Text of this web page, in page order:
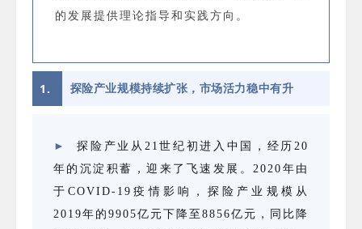
的发展提供理论指导和实践方向。
1. 探险产业规模持续扩张，市场活力稳中有升
►探险产业从21世纪初进入中国，经历20
年的沉淀积蓄，迎来了飞速发展。2020年由
于COVID-19疫情影响，探险产业规模从
2019年的9905亿元下降至8856亿元，同比降